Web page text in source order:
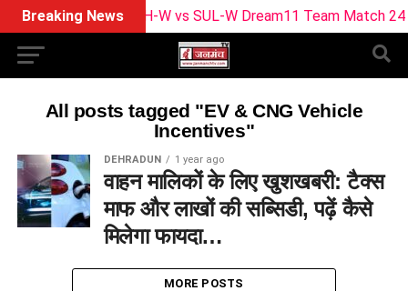
Breaking NewsBPH-W vs SUL-W Dream11 Team Match 24 |
All posts tagged "EV & CNG Vehicle
Incentives"
DEHRADUN 1 year ago
वाहन मालिकों के लिए खुशखबरी: टैक्स
माफ और लाखों की सब्सिडी, पढ़ें कैसे
मिलेगा फायदा…
MORE POSTS